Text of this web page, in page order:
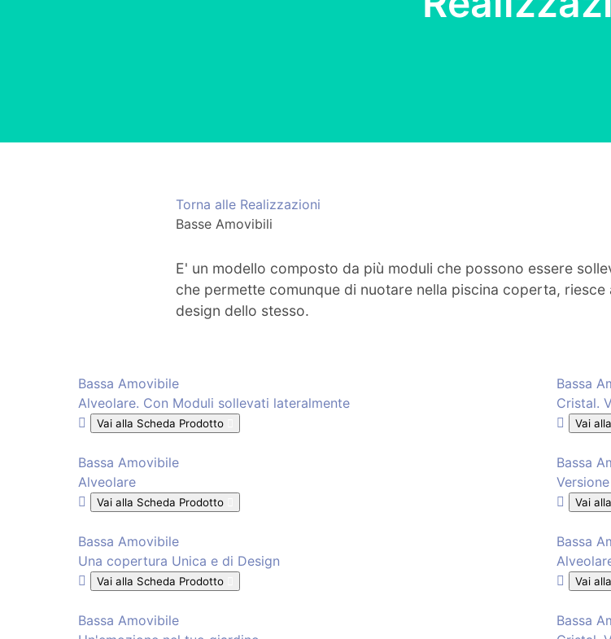
Torna alle Realizzazioni
Basse Amovibili
E' un modello composto da più moduli che possono essere
che permette comunque di nuotare nella piscina coperta, riesce
design dello stesso.
Bassa Amovibile
Alveolare. Con Moduli sollevati lateralmente
Vai alla Scheda Prodotto
Bassa
Cristal.
Vai
Bassa Amovibile
Alveolare
Vai alla Scheda Prodotto
Bassa
Vai
Bassa Amovibile
Una copertura Unica e di Design
Vai alla Scheda Prodotto
Bassa
Vai
Bassa Amovibile
Bassa